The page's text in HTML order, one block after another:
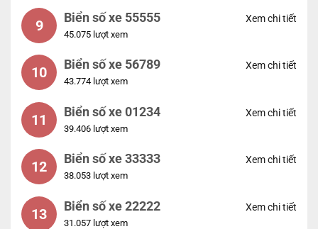
9 Biển số xe 55555
45.075 lượt xem
Xem chi tiết
10 Biển số xe 56789
43.774 lượt xem
Xem chi tiết
11 Biển số xe 01234
39.406 lượt xem
Xem chi tiết
12 Biển số xe 33333
38.053 lượt xem
Xem chi tiết
13 Biển số xe 22222
31.057 lượt xem
Xem chi tiết